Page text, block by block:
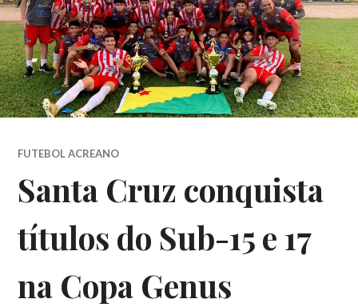
FUTEBOL ACREANO
Santa Cruz conquista
títulos do Sub-15 e 17
na Copa Genus